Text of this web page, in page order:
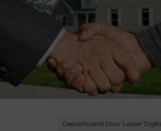
Gepubliceerd Door Losser